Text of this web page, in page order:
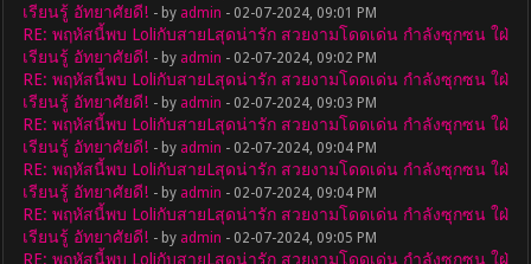
เรียนรู้ อัทยาศัยดี! - by admin - 02-07-2024, 09:01 PM
RE: พฤหัสนี้พบ LoliกับสายLสุดน่ารัก สวยงามโดดเด่น กำลังซุกซน ใฝ่
เรียนรู้ อัทยาศัยดี! - by admin - 02-07-2024, 09:02 PM
RE: พฤหัสนี้พบ LoliกับสายLสุดน่ารัก สวยงามโดดเด่น กำลังซุกซน ใฝ่
เรียนรู้ อัทยาศัยดี! - by admin - 02-07-2024, 09:03 PM
RE: พฤหัสนี้พบ LoliกับสายLสุดน่ารัก สวยงามโดดเด่น กำลังซุกซน ใฝ่
เรียนรู้ อัทยาศัยดี! - by admin - 02-07-2024, 09:04 PM
RE: พฤหัสนี้พบ LoliกับสายLสุดน่ารัก สวยงามโดดเด่น กำลังซุกซน ใฝ่
เรียนรู้ อัทยาศัยดี! - by admin - 02-07-2024, 09:04 PM
RE: พฤหัสนี้พบ LoliกับสายLสุดน่ารัก สวยงามโดดเด่น กำลังซุกซน ใฝ่
เรียนรู้ อัทยาศัยดี! - by admin - 02-07-2024, 09:05 PM
RE: พฤหัสนี้พบ LoliกับสายLสุดน่ารัก สวยงามโดดเด่น กำลังซุกซน ใฝ่